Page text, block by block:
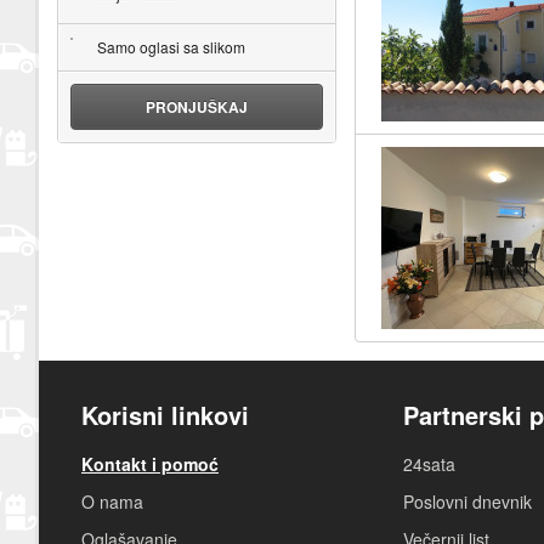
Samo oglasi sa slikom
PRONJUŠKAJ
Korisni linkovi
Kontakt i pomoć
O nama
Partnerski
24sata
Poslovni dnevnik